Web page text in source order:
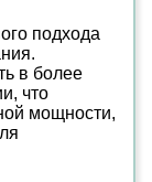
подхода
в более
что
мощности,